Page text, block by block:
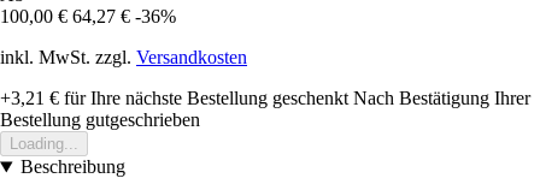
100,00 € 64,27 € -36%
inkl. MwSt. zzgl. Versandkosten
+3,21 € für Ihre nächste Bestellung geschenkt Nach Bestätigung Ihrer
Bestellung gutgeschrieben
Loading...
Beschreibung